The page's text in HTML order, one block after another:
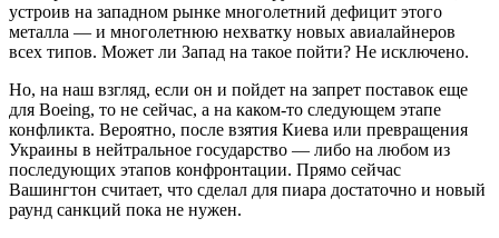
устроив на западном рынке многолетний дефицит этого
металла — и многолетнюю нехватку новых авиалайнеров
всех типов. Может ли Запад на такое пойти? Не исключено.
Но, на наш взгляд, если он и пойдет на запрет поставок еще
для Boeing, то не сейчас, а на каком-то следующем этапе
конфликта. Вероятно, после взятия Киева или превращения
Украины в нейтральное государство — либо на любом из
последующих этапов конфронтации. Прямо сейчас
Вашингтон считает, что сделал для пиара достаточно и новый
раунд санкций пока не нужен.